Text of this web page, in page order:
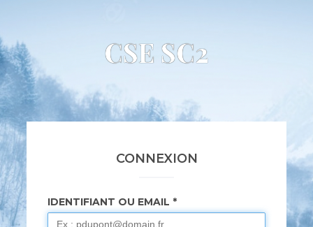
CSE SC2
CONNEXION
IDENTIFIANT OU EMAIL